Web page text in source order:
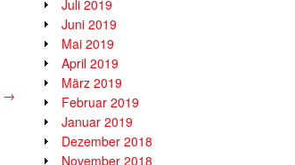
→
Juli 2019
Juni 2019
Mai 2019
April 2019
März 2019
Februar 2019
Januar 2019
Dezember 2018
November 2018